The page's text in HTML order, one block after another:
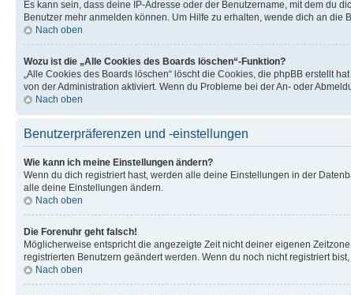
Es kann sein, dass deine IP-Adresse oder der Benutzername, mit dem du
Benutzer mehr anmelden können. Um Hilfe zu erhalten, wende dich an die
Nach oben
Wozu ist die „Alle Cookies des Boards löschen“-Funktion?
„Alle Cookies des Boards löschen“ löscht die Cookies, die phpBB erstellt
von der Administration aktiviert. Wenn du Probleme bei der An- oder
Nach oben
Benutzerpräferenzen und -einstellungen
Wie kann ich meine Einstellungen ändern?
Wenn du dich registriert hast, werden alle deine Einstellungen in der
alle deine Einstellungen ändern.
Nach oben
Die Forenuhr geht falsch!
Möglicherweise entspricht die angezeigte Zeit nicht deiner eigenen
registrierten Benutzern geändert werden. Wenn du noch nicht registriert
Nach oben